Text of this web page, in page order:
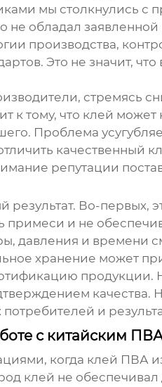
мы столкнулись с
обладал
производства,
Это не значит,
стремясь
тому, что клей может
Проблема
качественный
репутации
Во-первых,
и не
давления и
хранение может
продукции.
качества.
и
с китайским
когда клей ПВА
клей не